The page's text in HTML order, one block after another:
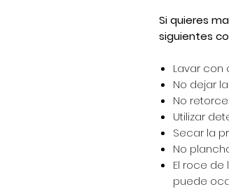
Si quieres
siguientes
Lavar con
No dejar
No
Utilizar
Secar la
No
El roce
puede